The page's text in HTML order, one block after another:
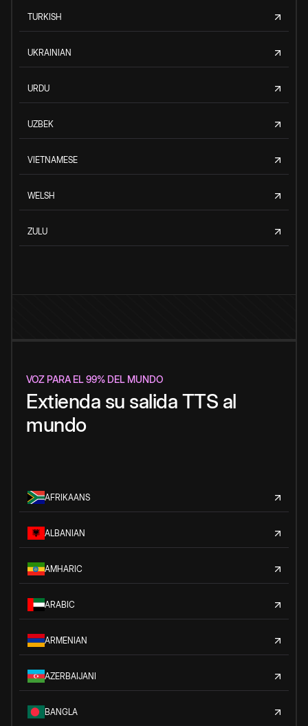
TURKISH
UKRAINIAN
URDU
UZBEK
VIETNAMESE
WELSH
ZULU
VOZ PARA EL 99% DEL MUNDO
Extienda su salida TTS al
mundo
AFRIKAANS
ALBANIAN
AMHARIC
ARABIC
ARMENIAN
AZERBAIJANI
BANGLA